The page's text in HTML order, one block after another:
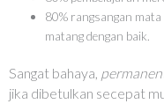
80% rangsangan
matang dengan baik.
Sangat bahaya,
jika dibetulkan secepat